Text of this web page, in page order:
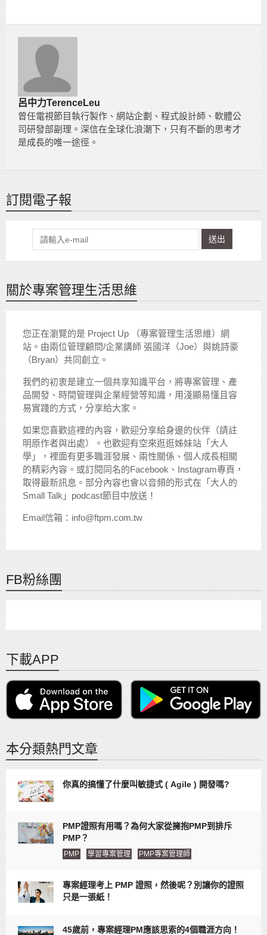
呂中力TerenceLeu
曾任電視節目執行製作、網站企劃、程式設計師、軟體公
司研發部副理。深信在全球化浪潮下，只有不斷的思考才
是成長的唯一途徑。
訂閱電子報
送出
關於專案管理生活思維
您正在瀏覽的是 Project Up （專案管理生活思維）網
站。由兩位管理顧問/企業講師 張國洋（Joe）與姚詩豪
（Bryan）共同創立。
我們的初衷是建立一個共享知識平台，將專案管理、產
品開發、時間管理與企業經營等知識，用淺顯易懂且容
易實踐的方式，分享給大家。
如果您喜歡這裡的內容，歡迎分享給身邊的伙伴（請註
明原作者與出處）。也歡迎有空來逛逛姊妹站「大人
學」，裡面有更多職涯發展、兩性關係、個人成長相關
的精彩內容。或訂閱同名的Facebook、Instagram專頁，
取得最新訊息。部分內容也會以音頻的形式在「大人的
Small Talk」podcast節目中放送！
Email信箱：info@ftpm.com.tw
FB粉絲團
下載APP
本分類熱門文章
你真的搞懂了什麼叫敏捷式 ( Agile ) 開發嗎?
PMP證照有用嗎？為何大家從擁抱PMP到排斥
PMP？
PMP 學習專案管理 PMP專案管理師
專案經理考上 PMP 證照，然後呢？別讓你的證照
只是一張紙！
45歲前，專案經理PM應該思索的4個職涯方向！